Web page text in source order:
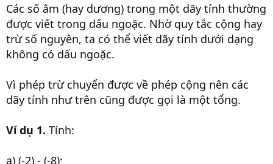
Các số âm (hay dương) trong một dãy tính thường
được viết trong dấu ngoặc. Nhờ quy tắc cộng hay
trừ số nguyên, ta có thể viết dãy tính dưới dạng
không có dấu ngoặc.
Vì phép trừ chuyển được về phép cộng nên các
dãy tính như trên cũng được gọi là một tổng.
Ví dụ 1. Tính:
a) (-2) - (-8);